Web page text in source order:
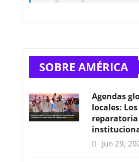
SOBRE AMÉRICA
Agendas
locales:
reparatoria
Jun 29,